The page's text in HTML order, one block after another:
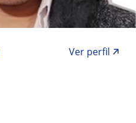
Ver perfil